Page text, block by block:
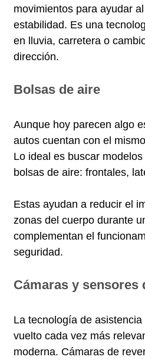
movimientos para ayudar
estabilidad. Es una
en lluvia, carretera o
dirección.
Bolsas de aire
Aunque hoy parecen algo
autos cuentan con el
Lo ideal es buscar
bolsas de aire: frontales,
Estas ayudan a reducir el
zonas del cuerpo durante
complementan el
seguridad.
Cámaras y sensores
La tecnología de
vuelto cada vez más
moderna. Cámaras de